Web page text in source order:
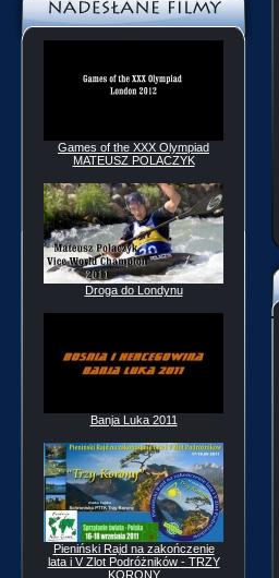
Games of the XXX Olympiad
MATEUSZ POLACZYK
Droga do Londynu
Banja Luka 2011
Pieniński Rajd na zakończenie
lata i V Zlot Podróżników - TRZY
KORONY